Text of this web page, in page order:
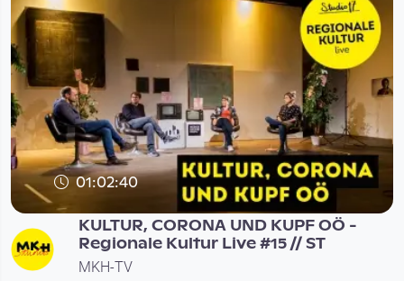
01:02:40
KULTUR, CORONA UND KUPF OÖ -
Regionale Kultur Live #15 // ST
MKH-TV